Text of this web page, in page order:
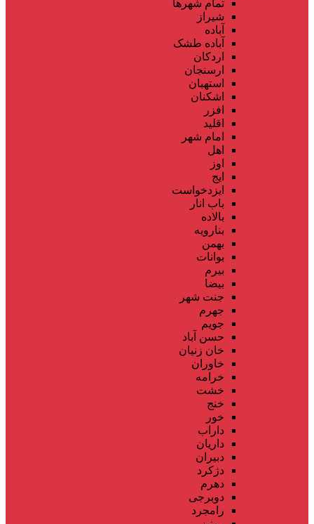
تمام شهر‌ها
شیراز
آباده
آباده طشک
اردکان
ارسنجان
استهبان
اشکنان
افزر
اقلید
امام شهر
اهل
اوز
ایج
ایزدخواست
باب انار
بالاده
بنارویه
بهمن
بوانات
بیرم
بیضا
جنت شهر
جهرم
جویم
حسن آباد
خان زنیان
خاوران
خرامه
خشت
خنج
خور
داراب
داریان
دبیران
دژکرد
دهرم
دوبرجی
رامجرد